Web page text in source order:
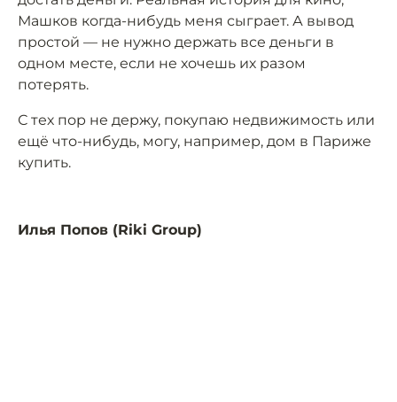
Машков когда-нибудь меня сыграет. А вывод
простой — не нужно держать все деньги в
одном месте, если не хочешь их разом
потерять.
С тех пор не держу, покупаю недвижимость или
ещё что-нибудь, могу, например, дом в Париже
купить.
Илья Попов (Riki Group)